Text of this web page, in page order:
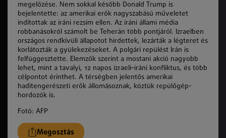
megelőzése. Nem sokkal később Donald Trump is
bejelentette: az amerikai erők nagyszabású műveletet
indítottak az iráni rezsim ellen. Az iráni állami média
robbanásokról számolt be
Teherán több pontjáról. Izraelben
országos rendkívüli állapotot hirdettek, lezárták a légteret és
korlátozták a gyülekezéseket. A polgári repülést Irán is
felfüggesztette. Elemzők szerint a mostani akció nagyobb
lehet, mint a tavalyi, 12 napos izraeli–iráni konfliktus, és több
célpontot érinthet. A térségben jelentős amerikai
haditengerészeti erők állomásoznak, köztük repülőgép-
hordozók is.
Fotó: AFP
Megosztás